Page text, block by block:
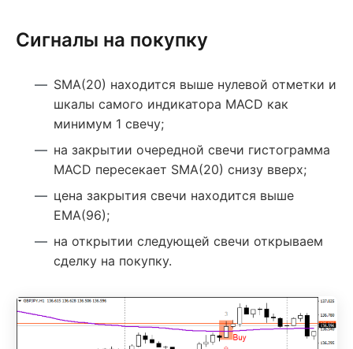
Сигналы на покупку
SMA(20) находится выше нулевой отметки и
шкалы самого индикатора MACD как
минимум 1 свечу;
на закрытии очередной свечи гистограмма
MACD пересекает SMA(20) снизу вверх;
цена закрытия свечи находится выше
ЕМА(96);
на открытии следующей свечи открываем
сделку на покупку.